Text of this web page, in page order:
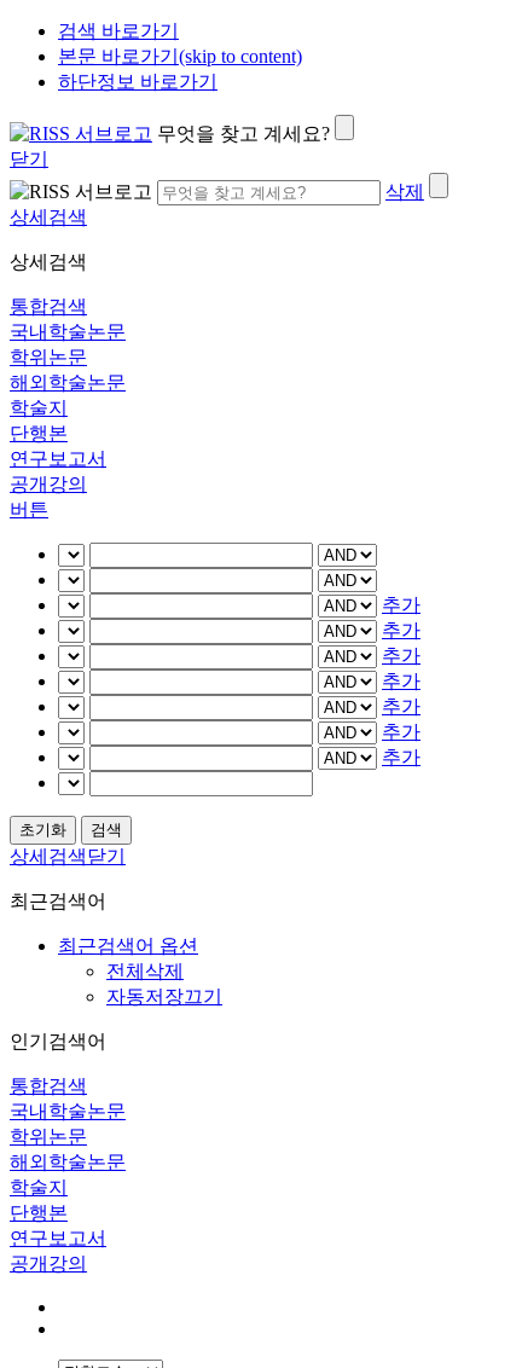
검색 바로가기
본문 바로가기(skip to content)
하단정보 바로가기
무엇을 찾고 계세요?
닫기
삭제
상세검색
상세검색
통합검색
국내학술논문
학위논문
해외학술논문
학술지
단행본
연구보고서
공개강의
버튼
추가
추가
추가
추가
추가
추가
추가
상세검색닫기
최근검색어
최근검색어 옵션
전체삭제
자동저장끄기
인기검색어
통합검색
국내학술논문
학위논문
해외학술논문
학술지
단행본
연구보고서
공개강의